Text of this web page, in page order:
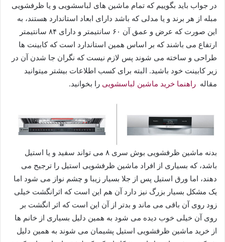
در جواب باید بگوییم که تمام ماشین های لباسشویی و یا ظرفشویی
مبله از هر برند و یا مدلی که باشد دارای ابعاد استاندارد هستند، به
این صورت که عرض و عمق آن ۶۰ سانتیمتر و دارای ۸۴ سانتیمتر
ارتفاع می باشند که بر اساس همین استاندارد است که کابینت ها
طراحی و ساخته می شوند پس لازم نیست که نگران جا شدن آن در
زیر کابینت خود باشید. البته برای کسب اطلاعات بیشتر میتوانید
مقاله راهنما خرید ماشین لباسشویی را بخوانید.
بدنه ماشین‌ ظرفشویی بوش سری ۸ می تواند سفید و یا استیل
باشد، که بسیاری از افراد ماشین ظرفشویی استیل را ترجیح می
دهند، اما ورق استیل پس از جلا بسیار زیبا و چشم نواز می شود اما
یک مشکل بسیار بزرگ نیز دارد آن هم این است که اثرانگشت خیلی
زود روی آن باقی می ماند و بدتر از آن این است که اثر انگشت بر
روی آن خیلی خوب دیده می شود به همین دلیل بسیاری از خانم ها
از خرید ماشین ظرفشویی استیل پشیمان می شوند به همین دلیل